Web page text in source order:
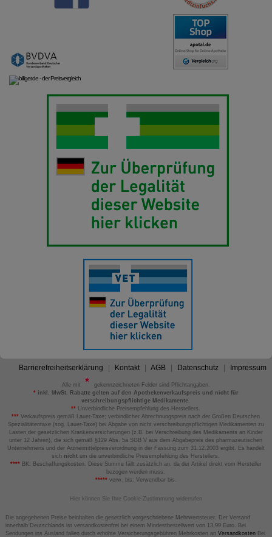
Barrierefreiheitserklärung Kontakt AGB Datenschutz Impressum
Alle mit
gekennzeichneten Felder sind Pflichtangaben.
*inkl. MwSt. Rabatte gelten auf den Apothekenverkaufspreis und nicht für
verschreibungspflichtige Medikamente.
** Unverbindliche Preisempfehlung des Herstellers.
*** Verkaufspreis gemäß Lauer-Taxe; verbindlicher Abrechnungspreis nach der Großen Deutschen
Spezialitätentaxe (sog. Lauer-Taxe) bei Abgabe von nicht verschreibungspflichtigen Medikamenten zu
Lasten der gesetzlichen Krankenversicherungen (z.B. bei Verschreibung des Medikaments an Kinder
unter 12 Jahren), die sich gemäß §129 Abs. 5a SGB V aus dem Abgabepreis des pharmazeutischen
Unternehmens und der Arzneimittelpreisverordnung in der Fassung zum 31.12.2003 ergibt. Es handelt
sich nicht um die unverbindliche Preisempfehlung des Herstellers.
****BK: Beschaffungskosten. Diese Summe fällt zusätzlich an, da der Artikel direkt vom Hersteller
bezogen werden muss.
*****verw. bis: Verwendbar bis.
Hier können Sie Ihre Cookie-Zustimmung widerrufen
Die angegebenen Preise beinhalten die gesetzlich vorgeschriebene Mehrwertsteuer. Der Versand
innerhalb Deutschlands ist versandkostenfrei bei einem Mindestbestellwert von 13,99 Euro. Bei
Sendungen ins Ausland fallen durch erhöhte Versicherungsgebühren Mehrkosten an VersandkostenBei